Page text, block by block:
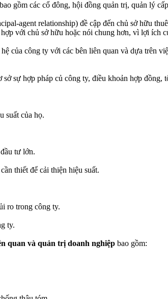
gồm các cổ đông, hội đồng quản trị, quản lý
agent relationship) đề cập đến chủ sở hữu
với chủ sở hữu hoặc nói chung hơn, vì lợi ích
của công ty với các bên liên quan và dựa trên
sở sự hợp pháp củ công ty, điều khoản hợp đồng,
suất của họ.
tư lớn.
thiết để cải thiện hiệu suất.
ro trong công ty.
ty.
quan và quản trị doanh nghiệp bao gồm: